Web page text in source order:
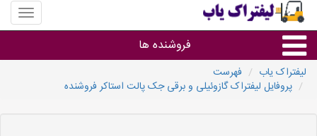
منوی
سایت
یاب
فروشنده ها
گروه ها
لیفتراک یاب
فهرست
پروفایل لیفتراک گازوئیلی و برقی جک پالت استاکر فروشنده